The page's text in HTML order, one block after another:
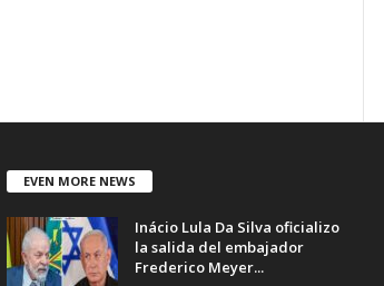
EVEN MORE NEWS
Inácio Lula Da Silva oficializo
la salida del embajador
Frederico Meyer...